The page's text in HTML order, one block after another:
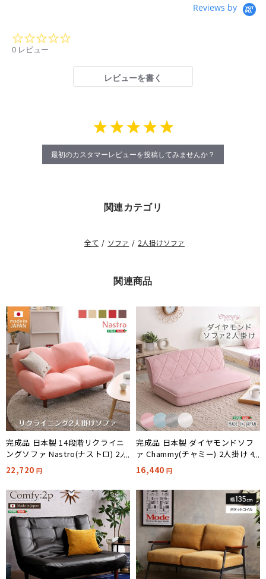
Reviews by
0 レビュー
レビューを書く
最初のカスタマーレビューを投稿してみませんか？
関連カテゴリ
全て / ソファ / 2人掛けソファ
関連商品
完成品 日本製 14段階リクライニ
ングソファ Nastro(ナストロ) 2人
掛け 5色対応
22,720 円
完成品 日本製 ダイヤモンドソフ
ァ Chammy(チャミー) 2人掛け 4
色対応
16,440 円